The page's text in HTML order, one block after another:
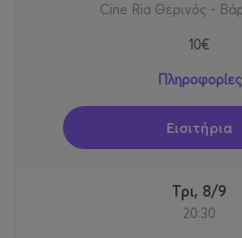
Cine Ria Θερινός -
10€
Πληροφορίες
Εισιτήρια
Τρι, 8/9
20:30